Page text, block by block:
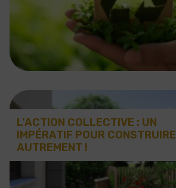
L’ACTION COLLECTIVE : UN
IMPÉRATIF POUR CONSTRUIRE
AUTREMENT !